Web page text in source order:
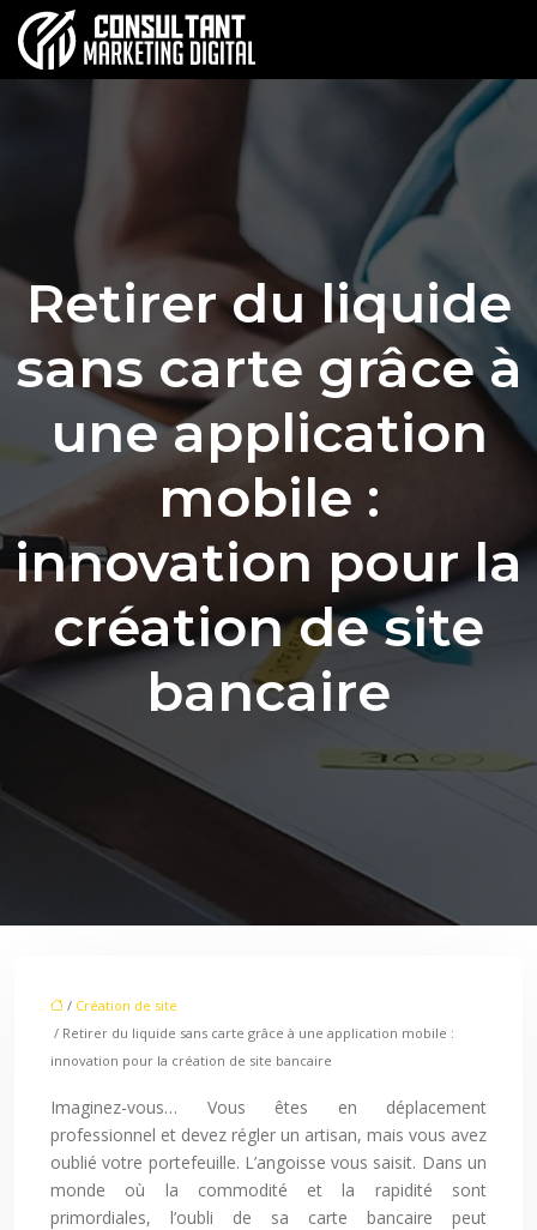
Retirer du liquide
sans carte grâce à
une application
mobile :
innovation pour la
création de site
bancaire
/ Création de site
/ Retirer du liquide sans carte grâce à une application mobile :
innovation pour la création de site bancaire
Imaginez-vous… Vous êtes en déplacement
professionnel et devez régler un artisan, mais vous avez
oublié votre portefeuille. L’angoisse vous saisit. Dans un
monde où la commodité et la rapidité sont
primordiales, l’oubli de sa carte bancaire peut